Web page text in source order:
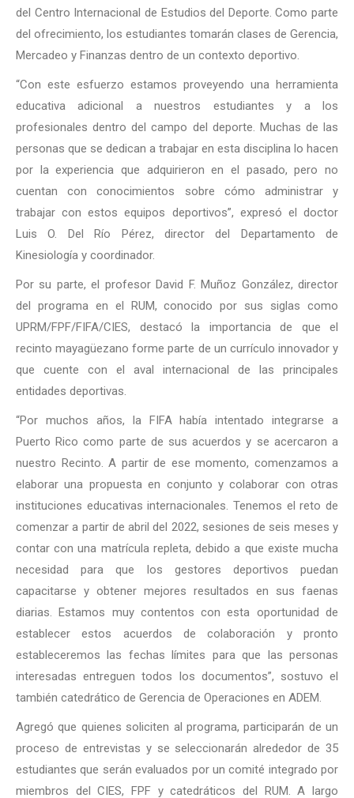
del Centro Internacional de Estudios del Deporte. Como parte
del ofrecimiento, los estudiantes tomarán clases de Gerencia,
Mercadeo y Finanzas dentro de un contexto deportivo.
“Con este esfuerzo estamos proveyendo una herramienta
educativa adicional a nuestros estudiantes y a los
profesionales dentro del campo del deporte. Muchas de las
personas que se dedican a trabajar en esta disciplina lo hacen
por la experiencia que adquirieron en el pasado, pero no
cuentan con conocimientos sobre cómo administrar y
trabajar con estos equipos deportivos”, expresó el doctor
Luis O. Del Río Pérez, director del Departamento de
Kinesiología y coordinador.
Por su parte, el profesor David F. Muñoz González, director
del programa en el RUM, conocido por sus siglas como
UPRM/FPF/FIFA/CIES, destacó la importancia de que el
recinto mayagüezano forme parte de un currículo innovador y
que cuente con el aval internacional de las principales
entidades deportivas.
“Por muchos años, la FIFA había intentado integrarse a
Puerto Rico como parte de sus acuerdos y se acercaron a
nuestro Recinto. A partir de ese momento, comenzamos a
elaborar una propuesta en conjunto y colaborar con otras
instituciones educativas internacionales. Tenemos el reto de
comenzar a partir de abril del 2022, sesiones de seis meses y
contar con una matrícula repleta, debido a que existe mucha
necesidad para que los gestores deportivos puedan
capacitarse y obtener mejores resultados en sus faenas
diarias. Estamos muy contentos con esta oportunidad de
establecer estos acuerdos de colaboración y pronto
estableceremos las fechas límites para que las personas
interesadas entreguen todos los documentos”, sostuvo el
también catedrático de Gerencia de Operaciones en ADEM.
Agregó que quienes soliciten al programa, participarán de un
proceso de entrevistas y se seleccionarán alrededor de 35
estudiantes que serán evaluados por un comité integrado por
miembros del CIES, FPF y catedráticos del RUM. A largo